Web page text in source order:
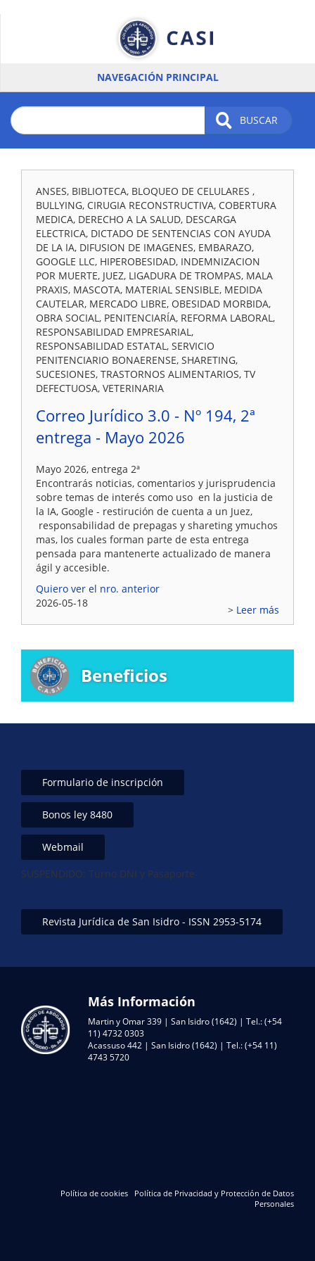
NAVEGACIÓN PRINCIPAL
BUSCAR
ANSES, BIBLIOTECA, BLOQUEO DE CELULARES ,
BULLYING, CIRUGIA RECONSTRUCTIVA, COBERTURA
MEDICA, DERECHO A LA SALUD, DESCARGA
ELECTRICA, DICTADO DE SENTENCIAS CON AYUDA
DE LA IA, DIFUSION DE IMAGENES, EMBARAZO,
GOOGLE LLC, HIPEROBESIDAD, INDEMNIZACION
POR MUERTE, JUEZ, LIGADURA DE TROMPAS, MALA
PRAXIS, MASCOTA, MATERIAL SENSIBLE, MEDIDA
CAUTELAR, MERCADO LIBRE, OBESIDAD MORBIDA,
OBRA SOCIAL, PENITENCIARÍA, REFORMA LABORAL,
RESPONSABILIDAD EMPRESARIAL,
RESPONSABILIDAD ESTATAL, SERVICIO
PENITENCIARIO BONAERENSE, SHARETING,
SUCESIONES, TRASTORNOS ALIMENTARIOS, TV
DEFECTUOSA, VETERINARIA
Correo Jurídico 3.0 - Nº 194, 2ª
entrega - Mayo 2026
Mayo 2026, entrega 2ª
Encontrarás noticias, comentarios y jurisprudencia
sobre temas de interés como uso en la justicia de
la IA, Google - restirución de cuenta a un Juez,
responsabilidad de prepagas y shareting ymuchos
mas, los cuales forman parte de esta entrega
pensada para mantenerte actualizado de manera
ágil y accesible.
Quiero ver el nro. anterior
2026-05-18
Leer más
Beneficios
Formulario de inscripción
Bonos ley 8480
Webmail
SUSPENDIDO: Turno DNI y Pasaporte-
Revista Jurídica de San Isidro - ISSN 2953-5174
Más Información
Martin y Omar 339 | San Isidro (1642) | Tel.: (+54
11) 4732 0303
Acassuso 442 | San Isidro (1642) | Tel.: (+54 11)
4743 5720
Política de cookies
Política de Privacidad y Protección de Datos
Personales